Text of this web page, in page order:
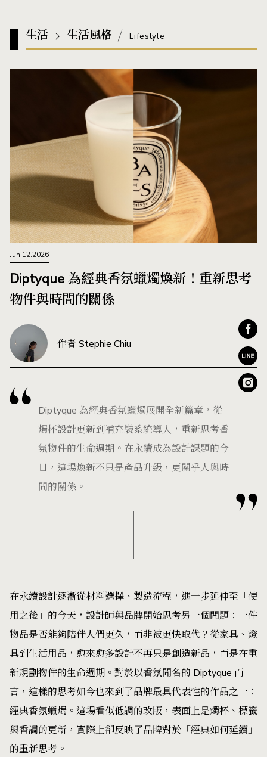
生活 生活風格 Lifestyle
Jun.12.2026
Diptyque 為經典香氛蠟燭煥新！重新思考
物件與時間的關係
作者 Stephie Chiu
Diptyque 為經典香氛蠟燭展開全新篇章，從
燭杯設計更新到補充裝系統導入，重新思考香
氛物件的生命週期。在永續成為設計課題的今
日，這場煥新不只是產品升級，更關乎人與時
間的關係。
在永續設計逐漸從材料選擇、製造流程，進一步延伸至「使
用之後」的今天，設計師與品牌開始思考另一個問題：一件
物品是否能夠陪伴人們更久，而非被更快取代？從家具、燈
具到生活用品，愈來愈多設計不再只是創造新品，而是在重
新規劃物件的生命週期。對於以香氛聞名的 Diptyque 而
言，這樣的思考如今也來到了品牌最具代表性的作品之一：
經典香氛蠟燭。這場看似低調的改版，表面上是燭杯、標籤
與香調的更新，實際上卻反映了品牌對於「經典如何延續」
的重新思考。